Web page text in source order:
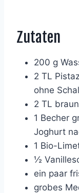
Zutaten
200 g
2 TL
ohne
2 TL
1 Becher
Joghurt
1 Bio-
½
ein paar
grobes